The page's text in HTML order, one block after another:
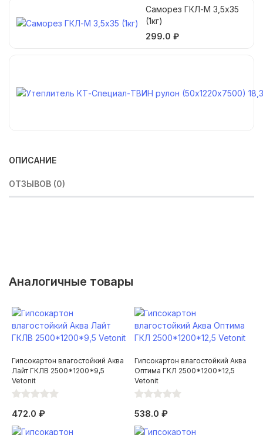
Саморез ГКЛ-М 3,5х35
(1кг)
299.0 ₽
ОПИСАНИЕ
ОТЗЫВОВ (0)
Аналогичные товары
Гипсокартон влагостойкий Аква
Лайт ГКЛВ 2500*1200*9,5
Vetonit
472.0 ₽
Гипсокартон влагостойкий Аква
Оптима ГКЛ 2500*1200*12,5
Vetonit
538.0 ₽